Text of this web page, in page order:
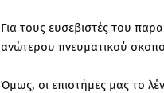
Για τους ευσεβιστές του
ανώτερου πνευματικού
Όμως, οι επιστήμες μας το